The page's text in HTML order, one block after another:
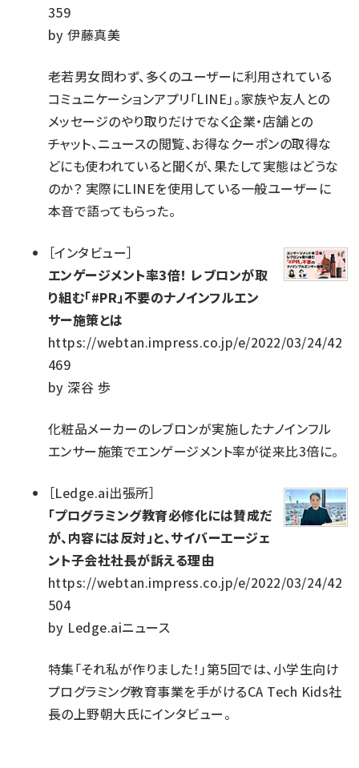
359
by伊藤真美
老若男女問わず、多くのユーザーに利用されている
コミュニケーションアプリ「LINE」。家族や友人との
メッセージのやり取りだけでなく企業・店舗との
チャット、ニュースの閲覧、お得なクーポンの取得な
どにも使われていると聞くが、果たして実態はどうな
のか？ 実際にLINEを使用している一般ユーザーに
本音で語ってもらった。
［インタビュー］
エンゲージメント率3倍！ レブロンが取
り組む「#PR」不要のナノインフルエン
サー施策とは
https://webtan.impress.co.jp/e/2022/03/24/42
469
by深谷 歩
化粧品メーカーのレブロンが実施したナノインフル
エンサー施策でエンゲージメント率が従来比3倍に。
［Ledge.ai出張所］
「プログラミング教育必修化には賛成だ
が、内容には反対」と、サイバーエージェ
ント子会社社長が訴える理由
https://webtan.impress.co.jp/e/2022/03/24/42
504
by Ledge.aiニュース
特集「それ私が作りました！」第5回では、小学生向け
プログラミング教育事業を手がけるCA Tech Kids社
長の上野朝大氏にインタビュー。